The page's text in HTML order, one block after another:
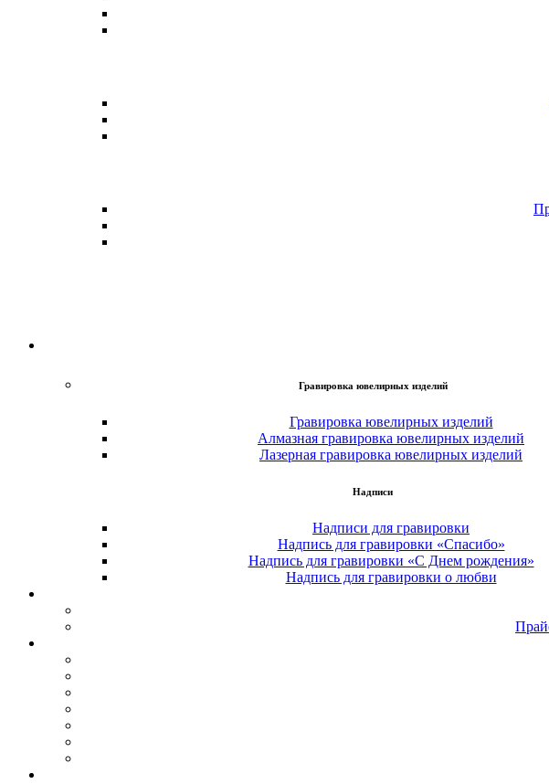
Гравировка ювелирных изделий
Гравировка ювелирных изделий
Алмазная гравировка ювелирных изделий
Лазерная гравировка ювелирных изделий
Надписи
Надписи для гравировки
Надпись для гравировки «Спасибо»
Надпись для гравировки «С Днем рождения»
Надпись для гравировки о любви